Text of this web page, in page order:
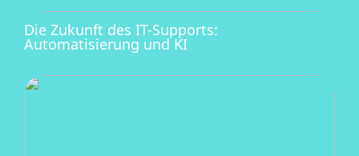
Die Zukunft des IT-Supports:
Automatisierung und KI